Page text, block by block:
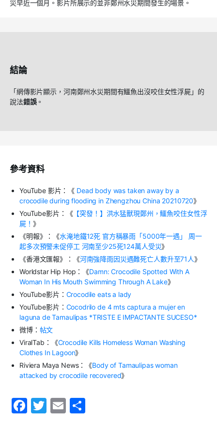
災早近一個月。影片所展示的並非鄭州水災期間發生的場景。
結論
「網傳影片顯示，河南鄭州水災期間有鱷魚出沒咬住女性浮屍」的
說法錯誤。
參考資料
YouTube 影片：《 Dead body was taken away by a
crocodile during flooding in Zhengzhou China 20210720》
YouTube影片：《【突發！】洪水猛獸現鄭州，鱷魚咬住女性浮
屍！ 》
《明報》：《水淹地鐵12死 官方稱暴雨「5000年一遇」 周一
起多次預警未促停工 河南至少25死124萬人受災》
《香港文匯報》：《河南強降雨因災遇難死亡人數升至71人》
Worldstar Hip Hop：《Damn: Crocodile Spotted With A
Woman In His Mouth Swimming Through A Lake》
YouTube影片： Crocodile eats a lady
YouTube影片： Cocodrilo de 4 mts captura a mujer en
laguna de Tamaulipas *TRISTE E IMPACTANTE SUCESO*
微博： 帖文
ViralTab：《Crocodile Kills Homeless Woman Washing
Clothes In Lagoon》
Riviera Maya News：《Body of Tamaulipas woman
attacked by crocodile recovered》
F
T
E